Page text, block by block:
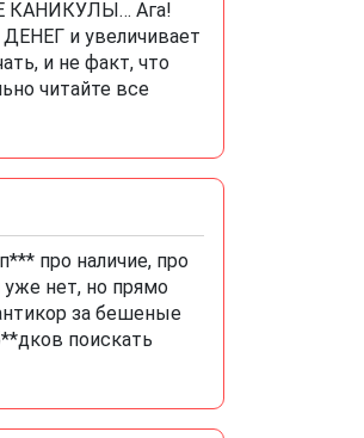
КАНИКУЛЫ… Ага!
и увеличивает
и не факт, что
читайте все
про наличие, про
нет, но прямо
за бешеные
поискать